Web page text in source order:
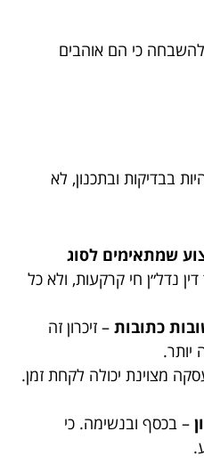
כי הם אוהבים
בבדיקות ובתכנון, לא
שמתאימים לסוג
נדל״ן חי קרקעות, ולא כל
כתובות – זיכרון זה
יותר.
מצוינת יכולה לקחת זמן.
– בכסף ובנשימה. כי